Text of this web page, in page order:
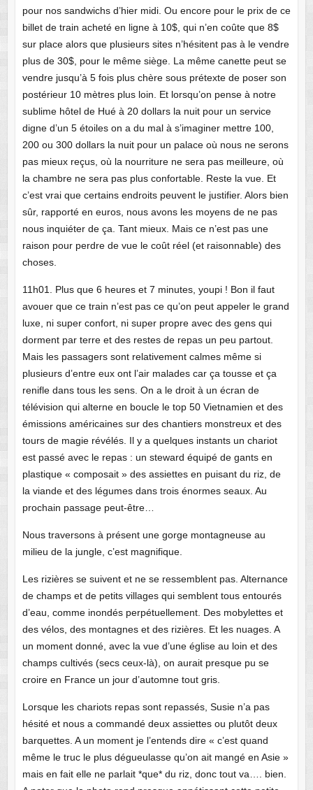
pour nos sandwichs d’hier midi. Ou encore pour le prix de ce
billet de train acheté en ligne à 10$, qui n’en coûte que 8$
sur place alors que plusieurs sites n’hésitent pas à le vendre
plus de 30$, pour le même siège. La même canette peut se
vendre jusqu’à 5 fois plus chère sous prétexte de poser son
postérieur 10 mètres plus loin. Et lorsqu’on pense à notre
sublime hôtel de Hué à 20 dollars la nuit pour un service
digne d’un 5 étoiles on a du mal à s’imaginer mettre 100,
200 ou 300 dollars la nuit pour un palace où nous ne serons
pas mieux reçus, où la nourriture ne sera pas meilleure, où
la chambre ne sera pas plus confortable. Reste la vue. Et
c’est vrai que certains endroits peuvent le justifier. Alors bien
sûr, rapporté en euros, nous avons les moyens de ne pas
nous inquiéter de ça. Tant mieux. Mais ce n’est pas une
raison pour perdre de vue le coût réel (et raisonnable) des
choses.
11h01. Plus que 6 heures et 7 minutes, youpi ! Bon il faut
avouer que ce train n’est pas ce qu’on peut appeler le grand
luxe, ni super confort, ni super propre avec des gens qui
dorment par terre et des restes de repas un peu partout.
Mais les passagers sont relativement calmes même si
plusieurs d’entre eux ont l’air malades car ça tousse et ça
renifle dans tous les sens. On a le droit à un écran de
télévision qui alterne en boucle le top 50 Vietnamien et des
émissions américaines sur des chantiers monstreux et des
tours de magie révélés. Il y a quelques instants un chariot
est passé avec le repas : un steward équipé de gants en
plastique « composait » des assiettes en puisant du riz, de
la viande et des légumes dans trois énormes seaux. Au
prochain passage peut-être…
Nous traversons à présent une gorge montagneuse au
milieu de la jungle, c’est magnifique.
Les rizières se suivent et ne se ressemblent pas. Alternance
de champs et de petits villages qui semblent tous entourés
d’eau, comme inondés perpétuellement. Des mobylettes et
des vélos, des montagnes et des rizières. Et les nuages. A
un moment donné, avec la vue d’une église au loin et des
champs cultivés (secs ceux-là), on aurait presque pu se
croire en France un jour d’automne tout gris.
Lorsque les chariots repas sont repassés, Susie n’a pas
hésité et nous a commandé deux assiettes ou plutôt deux
barquettes. A un moment je l’entends dire « c’est quand
même le truc le plus dégueulasse qu’on ait mangé en Asie »
mais en fait elle ne parlait *que* du riz, donc tout va…. bien.